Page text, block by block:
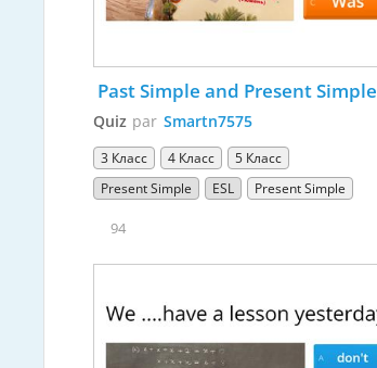
Past Simple and Present Simple
Quiz par Smartn7575
3 Класс 4 Класс
5 Класс
Present Simple
ESL Present Simple
94